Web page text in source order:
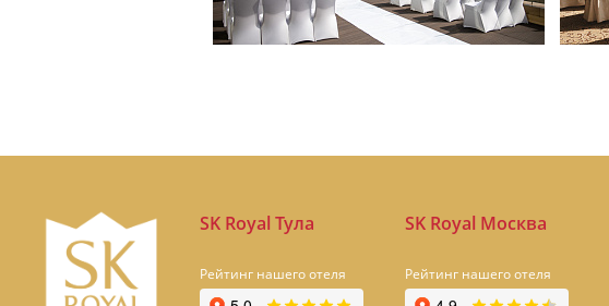
SK Royal Тула
Рейтинг нашего отеля
SK Royal Москва
Рейтинг нашего отеля